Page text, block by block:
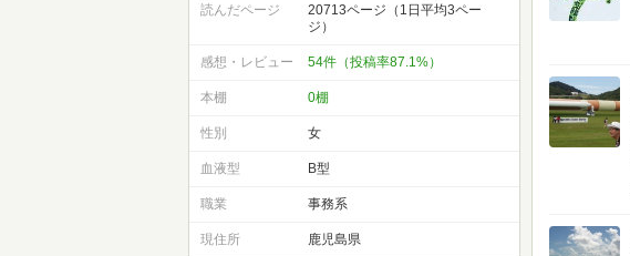
読んだページ
20713ページ（1日平均3ペー
ジ）
感想・レビュー 54件（投稿率87.1%）
本棚 0棚
性別 女
血液型 B型
職業 事務系
現住所 鹿児島県